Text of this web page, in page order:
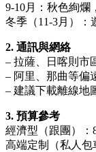
9-10月：秋色絢爛
冬季（11-3月）：
2. 通訊與網絡
– 拉薩、日喀則市
– 阿里、那曲等偏
– 建議下載離線地
3. 預算參考
經濟型（跟團）：
高端定制（私人包